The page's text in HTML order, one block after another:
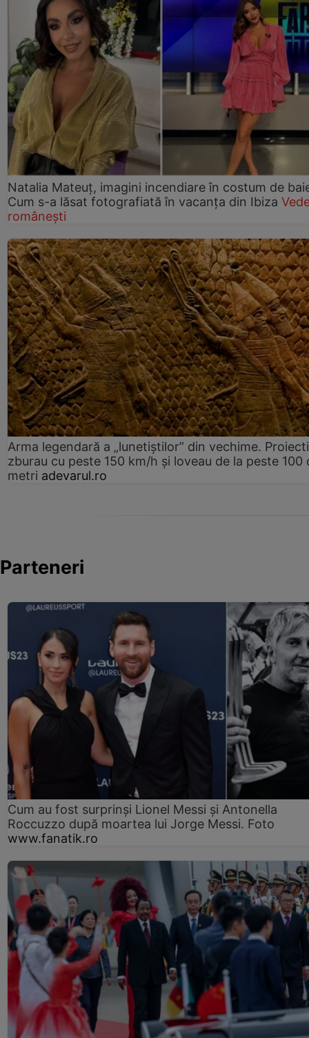
Natalia Mateuț, imagini incendiare în costum de
Cum s-a lăsat fotografiată în vacanța din Ibiza
românești
Arma legendară a „lunetiștilor” din vechime.
zburau cu peste 150 km/h și loveau de la peste 100
metri adevarul.ro
Parteneri
Cum au fost surprinși Lionel Messi și Antonella
Roccuzzo după moartea lui Jorge Messi. Foto
www.fanatik.ro